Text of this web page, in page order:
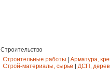
Строительство
Строительные работы
Арматура,
Строй-материалы, сырье
ДСП,